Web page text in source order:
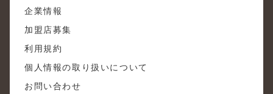
企業情報
加盟店募集
利用規約
個人情報の取り扱いについて
お問い合わせ